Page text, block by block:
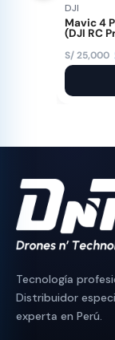
DJI
Mavic 4
(DJI RC
S/25,000
El
original
El
actual
Tecnología
Distribuidor
experta en Perú.